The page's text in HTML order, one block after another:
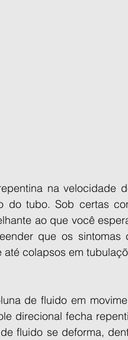
na velocidade
do tubo. Sob certas
ao que você
que os
até colapsos em
de fluido em
direcional fecha
fluido se deforma,